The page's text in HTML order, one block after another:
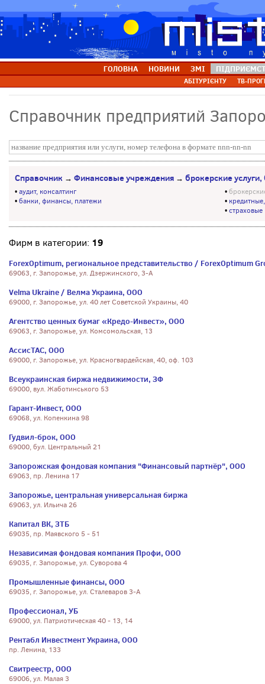
ГОЛОВНА НОВИНИ ЗМІ
АБІТУРІЄНТУ ТВ-
Справочник предприятий
Справочник → Финансовые учреждения → брокерские
•аудит, консалтинг
•банки, финансы, платежи
•
•
•
Фирм в категории: 19
ForexOptimum, региональное представительство / ForexOptimum
69063, г. Запорожье, ул. Дзержинского, 3-А
Velma Ukraine / Велма Украина, ООО
69000, г. Запорожье, ул. 40 лет Советской Украины, 40
Агентство ценных бумаг «Кредо-Инвест», ООО
69063, г. Запорожье, ул. Комсомольская, 13
АссисТАС, ООО
69000, г. Запорожье, ул. Красногвардейская, 40, оф. 103
Всеукраинская биржа недвижимости, ЗФ
69000, вул. Жаботинського 53
Гарант-Инвест, ООО
69068, ул. Копенкина 98
Гудвил-брок, ООО
69000, бул. Центральный 21
Запорожская фондовая компания "Финансовый партнёр", ООО
69063, пр. Ленина 17
Запорожье, центральная универсальная биржа
69063, ул. Ильича 26
Капитал ВК, ЗТБ
69035, пр. Маявского 5 - 51
Независимая фондовая компания Профи, ООО
69035, г. Запорожье, ул. Суворова 4
Промышленные финансы, ООО
69035, г. Запорожье, ул. Сталеваров 3-А
Профессионал, УБ
69000, ул. Патриотическая 40 - 13, 14
Рентабл Инвестмент Украина, ООО
пр. Ленина, 133
Свитреестр, ООО
69006, ул. Малая 3